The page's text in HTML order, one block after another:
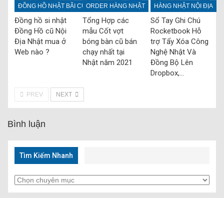
ĐỒNG HỒ NHẬT BÃI CŨ
Đồng hồ si nhật
Đồng Hồ cũ Nội
Địa Nhật mua ở
Web nào ?
ORDER HÀNG NHẬT
Tổng Hợp các
mẫu Cốt vợt
bóng bàn cũ bán
chạy nhất tại
Nhật năm 2021
HÀNG NHẬT NỘI ĐỊA
Sổ Tay Ghi Chú
Rocketbook Hỗ
trợ Tẩy Xóa Công
Nghệ Nhật Và
Đồng Bộ Lên
Dropbox,…
PREV NEXT
Bình luận
Tìm Kiếm Nhanh
Tìm
Kiếm